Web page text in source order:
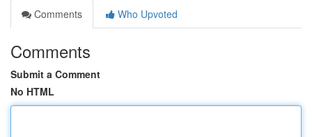
Comments
Who Upvoted
Comments
Submit a Comment
No HTML